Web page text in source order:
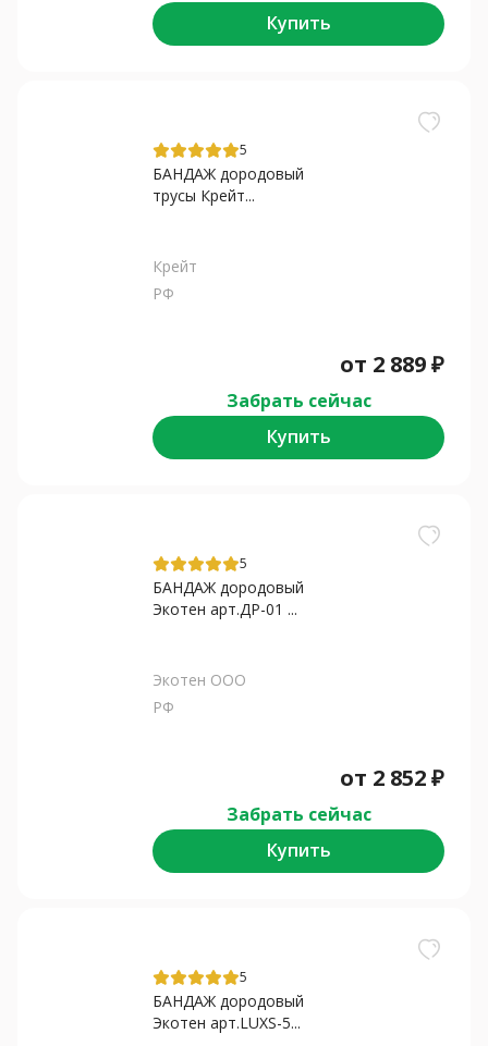
Купить
5
БАНДАЖ дородовый
трусы Крейт...
Крейт
РФ
от 2 889₽
Забрать сейчас
Купить
5
БАНДАЖ дородовый
Экотен арт.ДР-01 ...
Экотен ООО
РФ
от 2 852₽
Забрать сейчас
Купить
5
БАНДАЖ дородовый
Экотен арт.LUXS-5...